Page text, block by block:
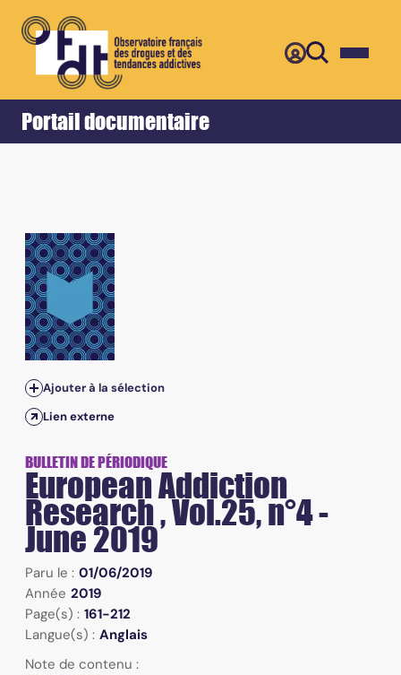
Portail documentaire
Accueil Retour
Vol.25, n°4 - June 2019
Ajouter à la sélection
Lien externe
BULLETIN DE PÉRIODIQUE
European Addiction
Research , Vol.25, n°4 -
June 2019
Paru le : 01/06/2019
Année 2019
Page(s) : 161-212
Langue(s) : Anglais
Note de contenu :